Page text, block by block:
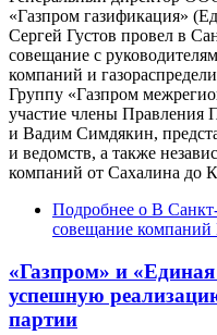
«Газпром газификация»
Сергей Густов провел в
совещание с
компаний и
Группу «Газпром
участие члены
и Вадим Симдякин,
и ведомств, а также
компаний от Сахалина до
Подробнее о В
совещание компаний
«Газпром» и
успешную
партии